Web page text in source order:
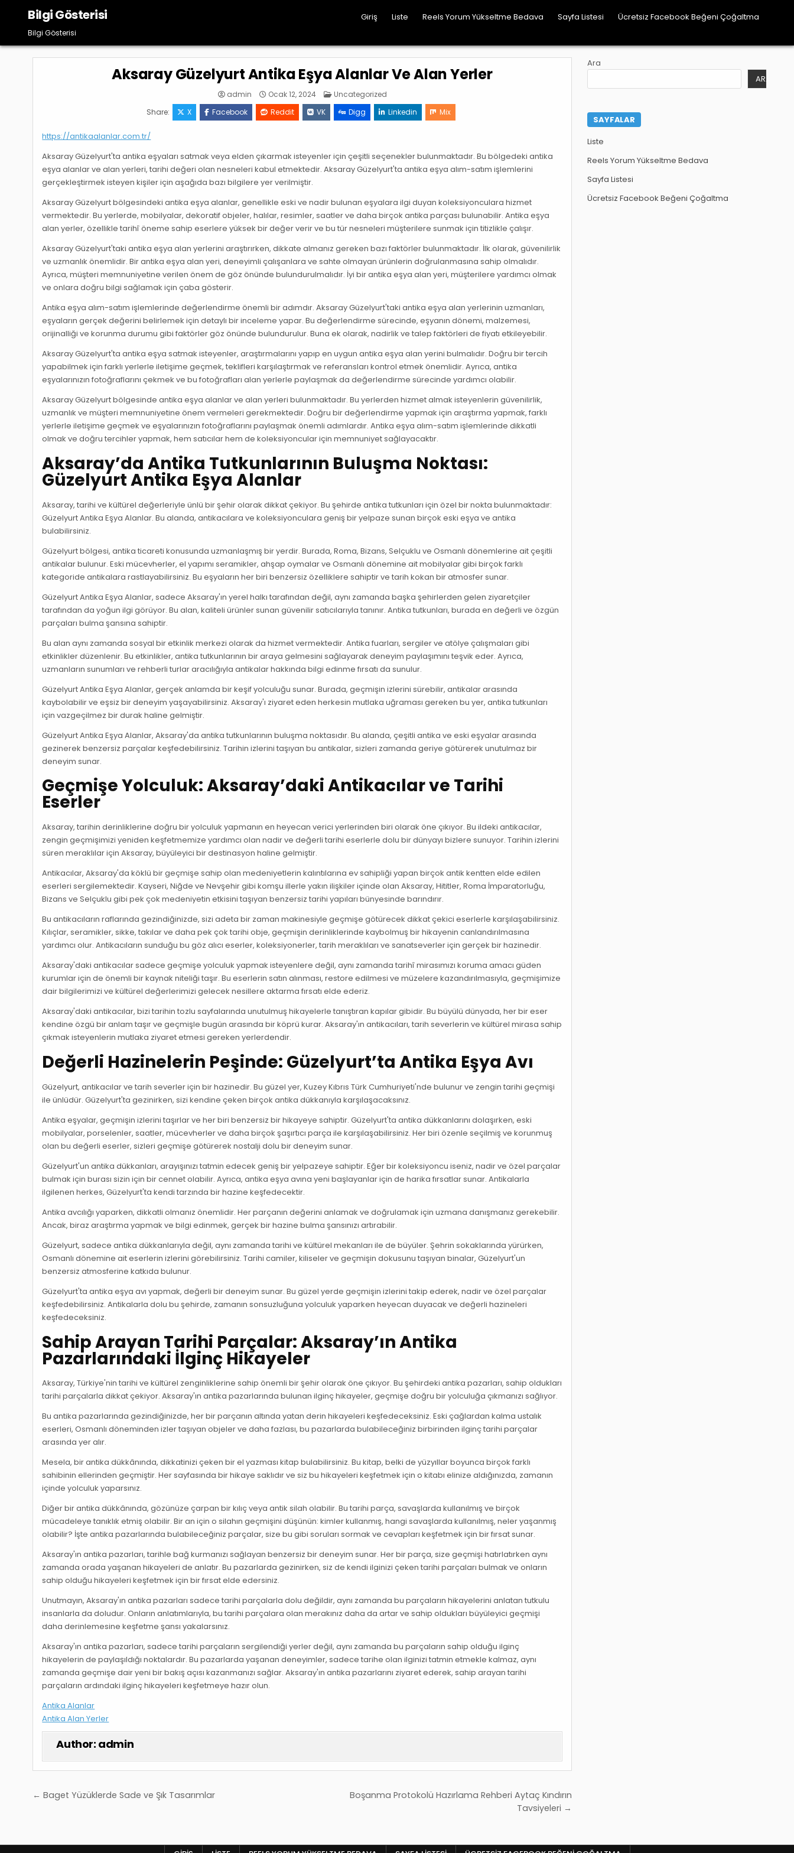
content
Bilgi Gösterisi
Bilgi Gösterisi
Giriş Liste Reels Yorum Yükseltme Bedava Sayfa Listesi Ücretsiz Facebook Beğeni Çoğaltma
Aksaray Güzelyurt Antika Eşya Alanlar Ve Alan Yerler
admin Ocak 12, 2024 Posted
Uncategorized
Share:
X Facebook Reddit VK Digg Linkedin Mix
https://antikaalanlar.com.tr/
Aksaray Güzelyurt'ta antika eşyaları satmak veya elden çıkarmak isteyenler için çeşitli seçenekler bulunmaktadır. Bu bölgedeki antika
eşya alanlar ve alan yerleri, tarihi değeri olan nesneleri kabul etmektedir. Aksaray Güzelyurt'ta antika eşya alım-satım işlemlerini
gerçekleştirmek isteyen kişiler için aşağıda bazı bilgilere yer verilmiştir.
Aksaray Güzelyurt bölgesindeki antika eşya alanlar, genellikle eski ve nadir bulunan eşyalara ilgi duyan koleksiyonculara hizmet
vermektedir. Bu yerlerde, mobilyalar, dekoratif objeler, halılar, resimler, saatler ve daha birçok antika parçası bulunabilir. Antika eşya
alan yerler, özellikle tarihî öneme sahip eserlere yüksek bir değer verir ve bu tür nesneleri müşterilere sunmak için titizlikle çalışır.
Aksaray Güzelyurt'taki antika eşya alan yerlerini araştırırken, dikkate almanız gereken bazı faktörler bulunmaktadır. İlk olarak, güvenilirlik
ve uzmanlık önemlidir. Bir antika eşya alan yeri, deneyimli çalışanlara ve sahte olmayan ürünlerin doğrulanmasına sahip olmalıdır.
Ayrıca, müşteri memnuniyetine verilen önem de göz önünde bulundurulmalıdır. İyi bir antika eşya alan yeri, müşterilere yardımcı olmak
ve onlara doğru bilgi sağlamak için çaba gösterir.
Antika eşya alım-satım işlemlerinde değerlendirme önemli bir adımdır. Aksaray Güzelyurt'taki antika eşya alan yerlerinin uzmanları,
eşyaların gerçek değerini belirlemek için detaylı bir inceleme yapar. Bu değerlendirme sürecinde, eşyanın dönemi, malzemesi,
orijinalliği ve korunma durumu gibi faktörler göz önünde bulundurulur. Buna ek olarak, nadirlik ve talep faktörleri de fiyatı etkileyebilir.
Aksaray Güzelyurt'ta antika eşya satmak isteyenler, araştırmalarını yapıp en uygun antika eşya alan yerini bulmalıdır. Doğru bir tercih
yapabilmek için farklı yerlerle iletişime geçmek, teklifleri karşılaştırmak ve referansları kontrol etmek önemlidir. Ayrıca, antika
eşyalarınızın fotoğraflarını çekmek ve bu fotoğrafları alan yerlerle paylaşmak da değerlendirme sürecinde yardımcı olabilir.
Aksaray Güzelyurt bölgesinde antika eşya alanlar ve alan yerleri bulunmaktadır. Bu yerlerden hizmet almak isteyenlerin güvenilirlik,
uzmanlık ve müşteri memnuniyetine önem vermeleri gerekmektedir. Doğru bir değerlendirme yapmak için araştırma yapmak, farklı
yerlerle iletişime geçmek ve eşyalarınızın fotoğraflarını paylaşmak önemli adımlardır. Antika eşya alım-satım işlemlerinde dikkatli
olmak ve doğru tercihler yapmak, hem satıcılar hem de koleksiyoncular için memnuniyet sağlayacaktır.
Aksaray’da Antika Tutkunlarının Buluşma Noktası:
Güzelyurt Antika Eşya Alanlar
Aksaray, tarihi ve kültürel değerleriyle ünlü bir şehir olarak dikkat çekiyor. Bu şehirde antika tutkunları için özel bir nokta bulunmaktadır:
Güzelyurt Antika Eşya Alanlar. Bu alanda, antikacılara ve koleksiyonculara geniş bir yelpaze sunan birçok eski eşya ve antika
bulabilirsiniz.
Güzelyurt bölgesi, antika ticareti konusunda uzmanlaşmış bir yerdir. Burada, Roma, Bizans, Selçuklu ve Osmanlı dönemlerine ait çeşitli
antikalar bulunur. Eski mücevherler, el yapımı seramikler, ahşap oymalar ve Osmanlı dönemine ait mobilyalar gibi birçok farklı
kategoride antikalara rastlayabilirsiniz. Bu eşyaların her biri benzersiz özelliklere sahiptir ve tarih kokan bir atmosfer sunar.
Güzelyurt Antika Eşya Alanlar, sadece Aksaray'ın yerel halkı tarafından değil, aynı zamanda başka şehirlerden gelen ziyaretçiler
tarafından da yoğun ilgi görüyor. Bu alan, kaliteli ürünler sunan güvenilir satıcılarıyla tanınır. Antika tutkunları, burada en değerli ve özgün
parçaları bulma şansına sahiptir.
Bu alan aynı zamanda sosyal bir etkinlik merkezi olarak da hizmet vermektedir. Antika fuarları, sergiler ve atölye çalışmaları gibi
etkinlikler düzenlenir. Bu etkinlikler, antika tutkunlarının bir araya gelmesini sağlayarak deneyim paylaşımını teşvik eder. Ayrıca,
uzmanların sunumları ve rehberli turlar aracılığıyla antikalar hakkında bilgi edinme fırsatı da sunulur.
Güzelyurt Antika Eşya Alanlar, gerçek anlamda bir keşif yolculuğu sunar. Burada, geçmişin izlerini sürebilir, antikalar arasında
kaybolabilir ve eşsiz bir deneyim yaşayabilirsiniz. Aksaray'ı ziyaret eden herkesin mutlaka uğraması gereken bu yer, antika tutkunları
için vazgeçilmez bir durak haline gelmiştir.
Güzelyurt Antika Eşya Alanlar, Aksaray'da antika tutkunlarının buluşma noktasıdır. Bu alanda, çeşitli antika ve eski eşyalar arasında
gezinerek benzersiz parçalar keşfedebilirsiniz. Tarihin izlerini taşıyan bu antikalar, sizleri zamanda geriye götürerek unutulmaz bir
deneyim sunar.
Geçmişe Yolculuk: Aksaray’daki Antikacılar ve Tarihi
Eserler
Aksaray, tarihin derinliklerine doğru bir yolculuk yapmanın en heyecan verici yerlerinden biri olarak öne çıkıyor. Bu ildeki antikacılar,
zengin geçmişimizi yeniden keşfetmemize yardımcı olan nadir ve değerli tarihi eserlerle dolu bir dünyayı bizlere sunuyor. Tarihin izlerini
süren meraklılar için Aksaray, büyüleyici bir destinasyon haline gelmiştir.
Antikacılar, Aksaray'da köklü bir geçmişe sahip olan medeniyetlerin kalıntılarına ev sahipliği yapan birçok antik kentten elde edilen
eserleri sergilemektedir. Kayseri, Niğde ve Nevşehir gibi komşu illerle yakın ilişkiler içinde olan Aksaray, Hititler, Roma İmparatorluğu,
Bizans ve Selçuklu gibi pek çok medeniyetin etkisini taşıyan benzersiz tarihi yapıları bünyesinde barındırır.
Bu antikacıların raflarında gezindiğinizde, sizi adeta bir zaman makinesiyle geçmişe götürecek dikkat çekici eserlerle karşılaşabilirsiniz.
Kılıçlar, seramikler, sikke, takılar ve daha pek çok tarihi obje, geçmişin derinliklerinde kaybolmuş bir hikayenin canlandırılmasına
yardımcı olur. Antikacıların sunduğu bu göz alıcı eserler, koleksiyonerler, tarih meraklıları ve sanatseverler için gerçek bir hazinedir.
Aksaray'daki antikacılar sadece geçmişe yolculuk yapmak isteyenlere değil, aynı zamanda tarihî mirasımızı koruma amacı güden
kurumlar için de önemli bir kaynak niteliği taşır. Bu eserlerin satın alınması, restore edilmesi ve müzelere kazandırılmasıyla, geçmişimize
dair bilgilerimizi ve kültürel değerlerimizi gelecek nesillere aktarma fırsatı elde ederiz.
Aksaray'daki antikacılar, bizi tarihin tozlu sayfalarında unutulmuş hikayelerle tanıştıran kapılar gibidir. Bu büyülü dünyada, her bir eser
kendine özgü bir anlam taşır ve geçmişle bugün arasında bir köprü kurar. Aksaray'ın antikacıları, tarih severlerin ve kültürel mirasa sahip
çıkmak isteyenlerin mutlaka ziyaret etmesi gereken yerlerdendir.
Değerli Hazinelerin Peşinde: Güzelyurt’ta Antika Eşya Avı
Güzelyurt, antikacılar ve tarih severler için bir hazinedir. Bu güzel yer, Kuzey Kıbrıs Türk Cumhuriyeti'nde bulunur ve zengin tarihi geçmişi
ile ünlüdür. Güzelyurt'ta gezinirken, sizi kendine çeken birçok antika dükkanıyla karşılaşacaksınız.
Antika eşyalar, geçmişin izlerini taşırlar ve her biri benzersiz bir hikayeye sahiptir. Güzelyurt'ta antika dükkanlarını dolaşırken, eski
mobilyalar, porselenler, saatler, mücevherler ve daha birçok şaşırtıcı parça ile karşılaşabilirsiniz. Her biri özenle seçilmiş ve korunmuş
olan bu değerli eserler, sizleri geçmişe götürerek nostalji dolu bir deneyim sunar.
Güzelyurt'un antika dükkanları, arayışınızı tatmin edecek geniş bir yelpazeye sahiptir. Eğer bir koleksiyoncu iseniz, nadir ve özel parçalar
bulmak için burası sizin için bir cennet olabilir. Ayrıca, antika eşya avına yeni başlayanlar için de harika fırsatlar sunar. Antikalarla
ilgilenen herkes, Güzelyurt'ta kendi tarzında bir hazine keşfedecektir.
Antika avcılığı yaparken, dikkatli olmanız önemlidir. Her parçanın değerini anlamak ve doğrulamak için uzmana danışmanız gerekebilir.
Ancak, biraz araştırma yapmak ve bilgi edinmek, gerçek bir hazine bulma şansınızı artırabilir.
Güzelyurt, sadece antika dükkanlarıyla değil, aynı zamanda tarihi ve kültürel mekanları ile de büyüler. Şehrin sokaklarında yürürken,
Osmanlı dönemine ait eserlerin izlerini görebilirsiniz. Tarihi camiler, kiliseler ve geçmişin dokusunu taşıyan binalar, Güzelyurt'un
benzersiz atmosferine katkıda bulunur.
Güzelyurt'ta antika eşya avı yapmak, değerli bir deneyim sunar. Bu güzel yerde geçmişin izlerini takip ederek, nadir ve özel parçalar
keşfedebilirsiniz. Antikalarla dolu bu şehirde, zamanın sonsuzluğuna yolculuk yaparken heyecan duyacak ve değerli hazineleri
keşfedeceksiniz.
Sahip Arayan Tarihi Parçalar: Aksaray’ın Antika
Pazarlarındaki İlginç Hikayeler
Aksaray, Türkiye'nin tarihi ve kültürel zenginliklerine sahip önemli bir şehir olarak öne çıkıyor. Bu şehirdeki antika pazarları, sahip oldukları
tarihi parçalarla dikkat çekiyor. Aksaray'ın antika pazarlarında bulunan ilginç hikayeler, geçmişe doğru bir yolculuğa çıkmanızı sağlıyor.
Bu antika pazarlarında gezindiğinizde, her bir parçanın altında yatan derin hikayeleri keşfedeceksiniz. Eski çağlardan kalma ustalık
eserleri, Osmanlı döneminden izler taşıyan objeler ve daha fazlası, bu pazarlarda bulabileceğiniz birbirinden ilginç tarihi parçalar
arasında yer alır.
Mesela, bir antika dükkânında, dikkatinizi çeken bir el yazması kitap bulabilirsiniz. Bu kitap, belki de yüzyıllar boyunca birçok farklı
sahibinin ellerinden geçmiştir. Her sayfasında bir hikaye saklıdır ve siz bu hikayeleri keşfetmek için o kitabı elinize aldığınızda, zamanın
içinde yolculuk yaparsınız.
Diğer bir antika dükkânında, gözünüze çarpan bir kılıç veya antik silah olabilir. Bu tarihi parça, savaşlarda kullanılmış ve birçok
mücadeleye tanıklık etmiş olabilir. Bir an için o silahın geçmişini düşünün: kimler kullanmış, hangi savaşlarda kullanılmış, neler yaşanmış
olabilir? İşte antika pazarlarında bulabileceğiniz parçalar, size bu gibi soruları sormak ve cevapları keşfetmek için bir fırsat sunar.
Aksaray'ın antika pazarları, tarihle bağ kurmanızı sağlayan benzersiz bir deneyim sunar. Her bir parça, size geçmişi hatırlatırken aynı
zamanda orada yaşanan hikayeleri de anlatır. Bu pazarlarda gezinirken, siz de kendi ilginizi çeken tarihi parçaları bulmak ve onların
sahip olduğu hikayeleri keşfetmek için bir fırsat elde edersiniz.
Unutmayın, Aksaray'ın antika pazarları sadece tarihi parçalarla dolu değildir, aynı zamanda bu parçaların hikayelerini anlatan tutkulu
insanlarla da doludur. Onların anlatımlarıyla, bu tarihi parçalara olan merakınız daha da artar ve sahip oldukları büyüleyici geçmişi
daha derinlemesine keşfetme şansı yakalarsınız.
Aksaray'ın antika pazarları, sadece tarihi parçaların sergilendiği yerler değil, aynı zamanda bu parçaların sahip olduğu ilginç
hikayelerin de paylaşıldığı noktalardır. Bu pazarlarda yaşanan deneyimler, sadece tarihe olan ilginizi tatmin etmekle kalmaz, aynı
zamanda geçmişe dair yeni bir bakış açısı kazanmanızı sağlar. Aksaray'ın antika pazarlarını ziyaret ederek, sahip arayan tarihi
parçaların ardındaki ilginç hikayeleri keşfetmeye hazır olun.
Antika Alanlar
Antika Alan Yerler
Author: admin
Yazı
Boşanma Protokolü Hazırlama Rehberi Aytaç Kındırın
Tavsiyeleri →
← Baget Yüzüklerde Sade ve Şık Tasarımlar
Ara
ARA
SAYFALAR
Liste
Reels Yorum Yükseltme Bedava
Sayfa Listesi
Ücretsiz Facebook Beğeni Çoğaltma